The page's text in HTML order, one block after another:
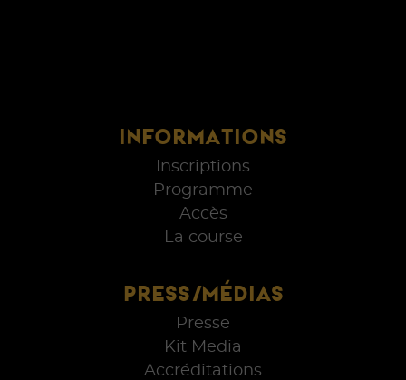
INFORMATIONS
Inscriptions
Programme
Accès
La course
PRESS/MÉDIAS
Presse
Kit Media
Accréditations